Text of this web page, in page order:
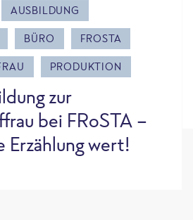
AUSBILDUNG
BÜRO FROSTA
PRODUKTION
zur
bei FRoSTA -
wert!